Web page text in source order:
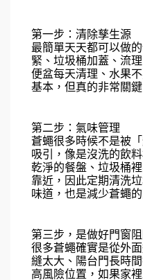
第一步：清除孳生源
最簡單天天都可以做
緊、垃圾桶加蓋、流
便盆每天清理、水果
基本，但真的非常關鍵
第二步：氣味管理
蒼蠅很多時候不是被
吸引，像是沒洗的飲
乾淨的餐盤、垃圾桶
靠近，因此定期清洗
味道，也是減少蒼蠅的
第三步，是做好門窗
很多蒼蠅確實是從外
縫太大、陽台門長時
高風險位置，如果家